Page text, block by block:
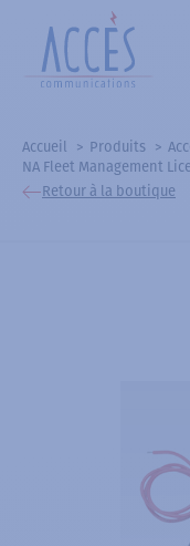
Accueil Produits
NA Fleet Management
Retour à la boutique